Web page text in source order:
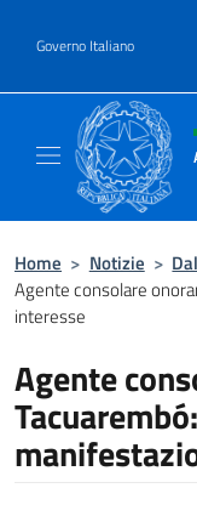
Governo Italiano
Home > Notizie >
Agente consolare
interesse
Agente